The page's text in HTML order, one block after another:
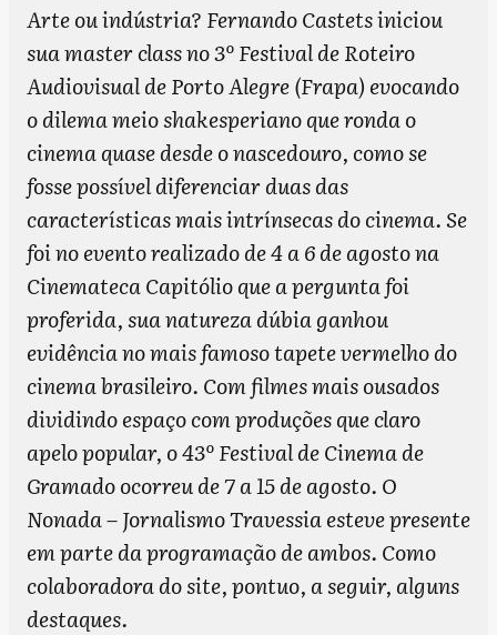
Arte ou indústria? Fernando Castets iniciou
sua master class no 3º Festival de Roteiro
Audiovisual de Porto Alegre (Frapa) evocando
o dilema meio shakesperiano que ronda o
cinema quase desde o nascedouro, como se
fosse possível diferenciar duas das
características mais intrínsecas do cinema. Se
foi no evento realizado de 4 a 6 de agosto na
Cinemateca Capitólio que a pergunta foi
proferida, sua natureza dúbia ganhou
evidência no mais famoso tapete vermelho do
cinema brasileiro. Com filmes mais ousados
dividindo espaço com produções que claro
apelo popular, o 43º Festival de Cinema de
Gramado ocorreu de 7 a 15 de agosto. O
Nonada – Jornalismo Travessia esteve presente
em parte da programação de ambos. Como
colaboradora do site, pontuo, a seguir, alguns
destaques.